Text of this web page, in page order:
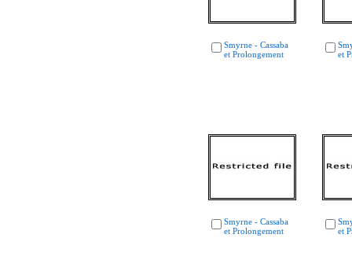
Smyrne - Cassaba
et Prolongement
et
Smyrne - Cassaba
et Prolongement
et